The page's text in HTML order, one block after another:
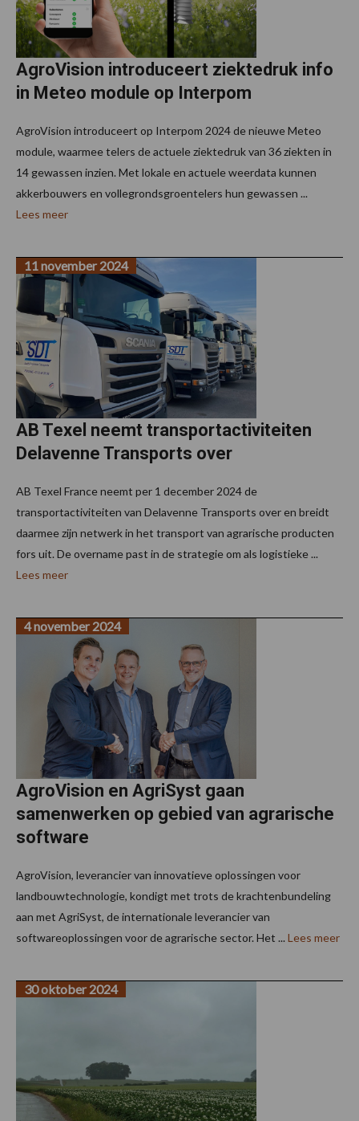
AgroVision introduceert ziektedruk info
in Meteo module op Interpom
AgroVision introduceert op Interpom 2024 de nieuwe Meteo
module, waarmee telers de actuele ziektedruk van 36 ziekten in
14 gewassen inzien. Met lokale en actuele weerdata kunnen
akkerbouwers en vollegrondsgroentelers hun gewassen ...
Lees meer
AB Texel neemt transportactiviteiten
Delavenne Transports over
11 november 2024
AB Texel France neemt per 1 december 2024 de
transportactiviteiten van Delavenne Transports over en breidt
daarmee zijn netwerk in het transport van agrarische producten
fors uit. De overname past in de strategie om als logistieke ...
Lees meer
AgroVision en AgriSyst gaan
samenwerken op gebied van agrarische
software
4 november 2024
AgroVision, leverancier van innovatieve oplossingen voor
landbouwtechnologie, kondigt met trots de krachtenbundeling
aan met AgriSyst, de internationale leverancier van
softwareoplossingen voor de agrarische sector. Het ... Lees meer
30 oktober 2024